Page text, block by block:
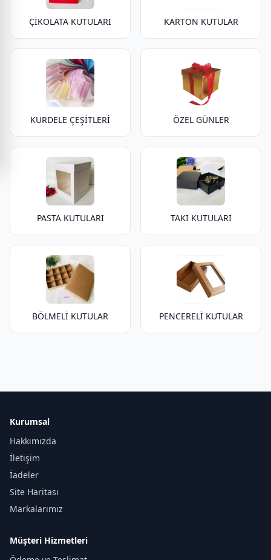
ÇİKOLATA KUTULARI KARTON KUTULAR
KURDELE ÇEŞİTLERİ ÖZEL GÜNLER
PASTA KUTULARI TAKI KUTULARI
BÖLMELİ KUTULAR PENCERELİ KUTULAR
Kurumsal
Hakkımızda
İletişim
İadeler
Site Haritası
Markalarımız
Müşteri Hizmetleri